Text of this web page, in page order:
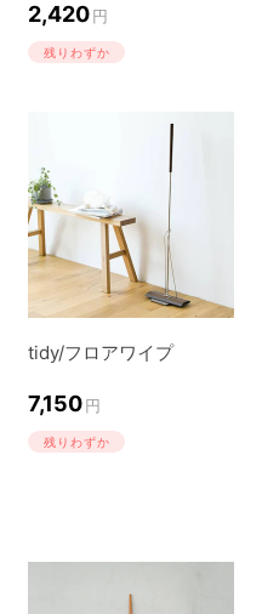
2,420円
残りわずか
tidy/フロアワイプ
7,150円
残りわずか